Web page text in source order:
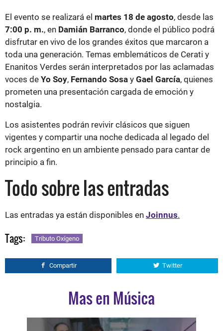
El evento se realizará el martes 18 de agosto, desde las
7:00 p. m., en Damián Barranco, donde el público podrá
disfrutar en vivo de los grandes éxitos que marcaron a
toda una generación. Temas emblemáticos de Cerati y
Enanitos Verdes serán interpretados por las aclamadas
voces de Yo Soy, Fernando Sosa y Gael García, quienes
prometen una presentación cargada de emoción y
nostalgia.
Los asistentes podrán revivir clásicos que siguen
vigentes y compartir una noche dedicada al legado del
rock argentino en un ambiente pensado para cantar de
principio a fin.
Todo sobre las entradas
Las entradas ya están disponibles en Joinnus.
Tags: Tributo Oxígeno
Compartir Twitter
Mas en Música